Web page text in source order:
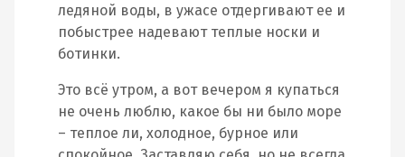
ледяной воды, в ужасе отдергивают ее и
побыстрее надевают теплые носки и
ботинки.
Это всё утром, а вот вечером я купаться
не очень люблю, какое бы ни было море
– теплое ли, холодное, бурное или